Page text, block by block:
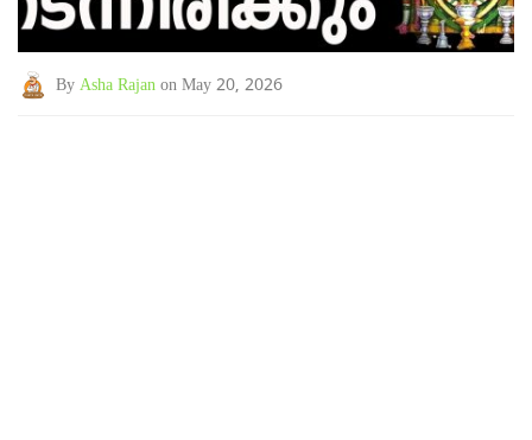
By Asha Rajan on May 20, 2026